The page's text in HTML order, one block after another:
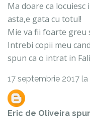
Ma doare ca locuiesc
asta,e gata cu totul!
Mie va fii foarte greu
Intrebi copii meu
spun ca o intrat in
17 septembrie 2017 la
Eric de Oliveira